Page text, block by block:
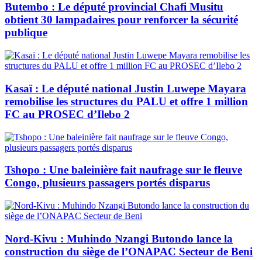
Butembo : Le député provincial Chafi Musitu
obtient 30 lampadaires pour renforcer la sécurité
publique
Kasaï : Le député national Justin Luwepe Mayara
remobilise les structures du PALU et offre 1 million
FC au PROSEC d’Ilebo 2
Tshopo : Une baleinière fait naufrage sur le fleuve
Congo, plusieurs passagers portés disparus
Nord-Kivu : Muhindo Nzangi Butondo lance la
construction du siège de l’ONAPAC Secteur de Beni